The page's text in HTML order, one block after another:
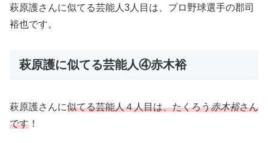
萩原護さんに似てる芸能人3人目は、プロ野球選手の郡司
裕也です。
萩原護に似てる芸能人④赤木裕
萩原護さんに似てる芸能人４人目は、たくろう赤木裕さん
です ！